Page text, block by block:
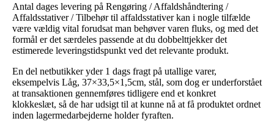
Antal dages levering på Rengøring / Affaldshåndtering /
Affaldsstativer / Tilbehør til affaldsstativer kan i nogle tilfælde
være vældig vital forudsat man behøver varen fluks, og med det
formål er det særdeles passende at du dobbelttjekker det
estimerede leveringstidspunkt ved det relevante produkt.
En del netbutikker yder 1 dags fragt på utallige varer,
eksempelvis Låg, 37×33,5×1,5cm, stål, som dog er underforstået
at transaktionen gennemføres tidligere end et konkret
klokkeslæt, så de har udsigt til at kunne nå at få produktet ordnet
inden lagermedarbejderne holder fyraften.